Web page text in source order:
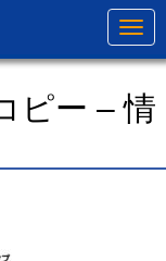
N
a
v
g
o
ピー – 情